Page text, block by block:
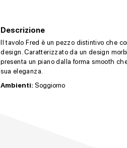
Descrizione
Il tavolo Fred è un pezzo distintivo che
design. Caratterizzato da un design
presenta un piano dalla forma smooth
sua eleganza.
Ambienti: Soggiorno